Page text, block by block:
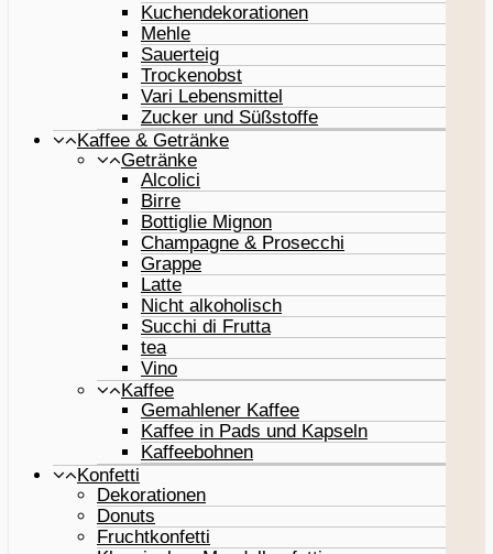
Kuchendekorationen
Mehle
Sauerteig
Trockenobst
Vari Lebensmittel
Zucker und Süßstoffe
Kaffee & Getränke
Getränke
Alcolici
Birre
Bottiglie Mignon
Champagne & Prosecchi
Grappe
Latte
Nicht alkoholisch
Succhi di Frutta
tea
Vino
Kaffee
Gemahlener Kaffee
Kaffee in Pads und Kapseln
Kaffeebohnen
Konfetti
Dekorationen
Donuts
Fruchtkonfetti